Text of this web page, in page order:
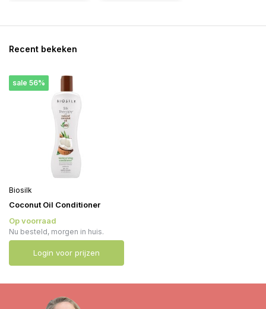
Recent bekeken
sale 56%
Biosilk
Coconut Oil Conditioner
Op voorraad
Nu besteld, morgen in huis.
Login voor prijzen